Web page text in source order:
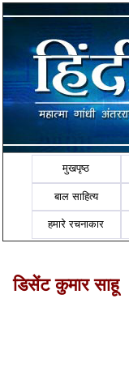
मुखपृष्ठ
बाल साहित्य
हमारे रचनाकार
डिसेंट कुमार साहू